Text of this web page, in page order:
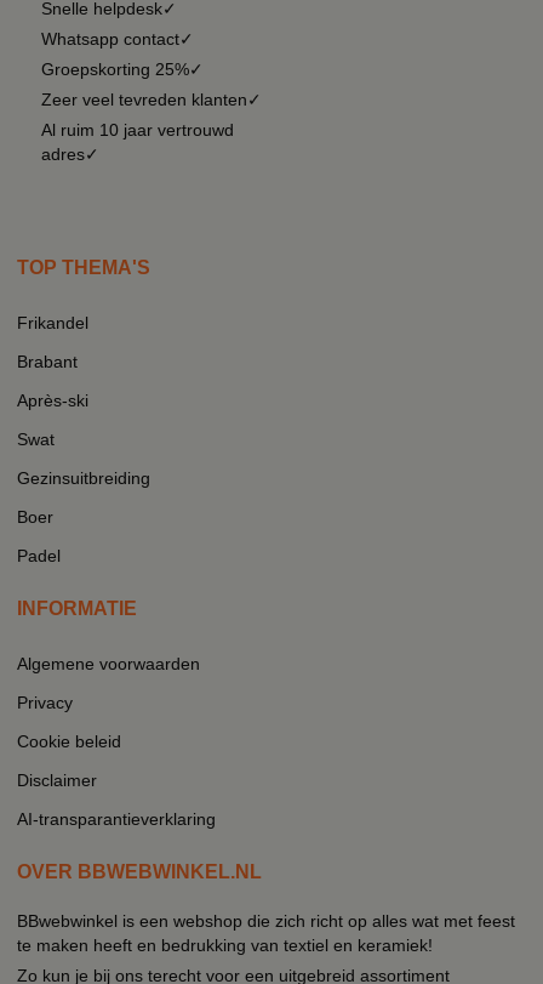
Snelle helpdesk✓
Whatsapp contact✓
Groepskorting 25%✓
Zeer veel tevreden klanten✓
Al ruim 10 jaar vertrouwd
adres✓
TOP THEMA'S
Frikandel
Brabant
Après-ski
Swat
Gezinsuitbreiding
Boer
Padel
INFORMATIE
Algemene voorwaarden
Privacy
Cookie beleid
Disclaimer
AI-transparantieverklaring
OVER BBWEBWINKEL.NL
BBwebwinkel is een webshop die zich richt op alles wat met feest
te maken heeft en bedrukking van textiel en keramiek!
Zo kun je bij ons terecht voor een uitgebreid assortiment